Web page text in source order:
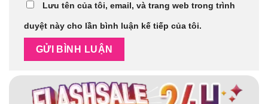
Lưu tên của tôi, email, và trang web trong trình
duyệt này cho lần bình luận kế tiếp của tôi.